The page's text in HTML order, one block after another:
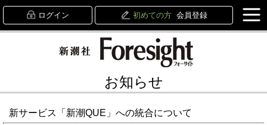
ログイン 初めての方 会員登録
お知らせ
新サービス「新潮QUE」への統合について